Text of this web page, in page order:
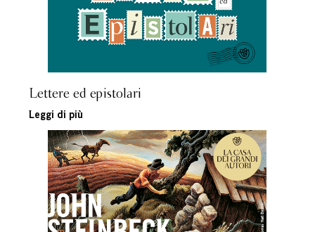
Lettere ed epistolari
Leggi di più